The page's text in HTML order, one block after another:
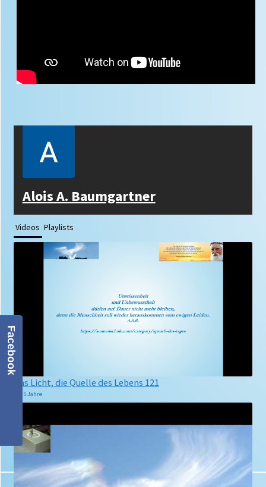
Alois A. Baumgartner
Videos Playlists
Das Licht, die Quelle des Lebens 121
vor 5 Jahre
Facebook